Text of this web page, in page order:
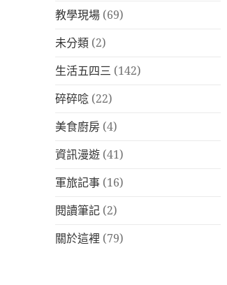
教學現場 (69)
未分類 (2)
生活五四三 (142)
碎碎唸 (22)
美食廚房 (4)
資訊漫遊 (41)
軍旅記事 (16)
閱讀筆記 (2)
關於這裡 (79)